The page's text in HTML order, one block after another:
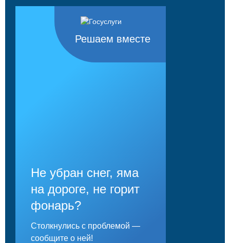
Решаем вместе
Не убран снег, яма
на дороге, не горит
фонарь?
Столкнулись с проблемой —
сообщите о ней!